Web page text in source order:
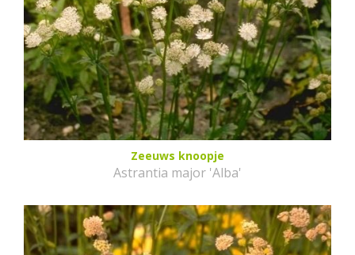
Zeeuws knoopje
Astrantia major 'Alba'